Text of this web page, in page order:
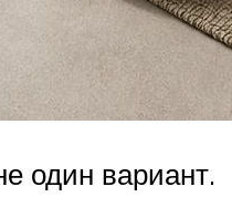
один вариант.